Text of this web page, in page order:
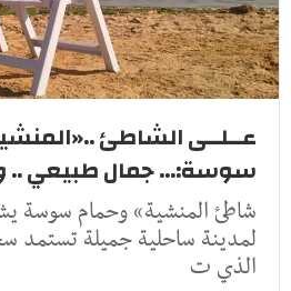
عــلــى الشاطئ
سوسة:... جمال طبيعي ..
شاطئ المنشية» وحمام سوسة
لمدينة ساحلية جميلة تستمد
الذي ت